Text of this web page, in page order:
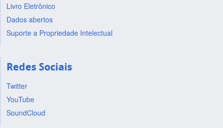
Livro Eletrônico
Dados abertos
Suporte a Propriedade Intelectual
Redes Sociais
Twitter
YouTube
SoundCloud